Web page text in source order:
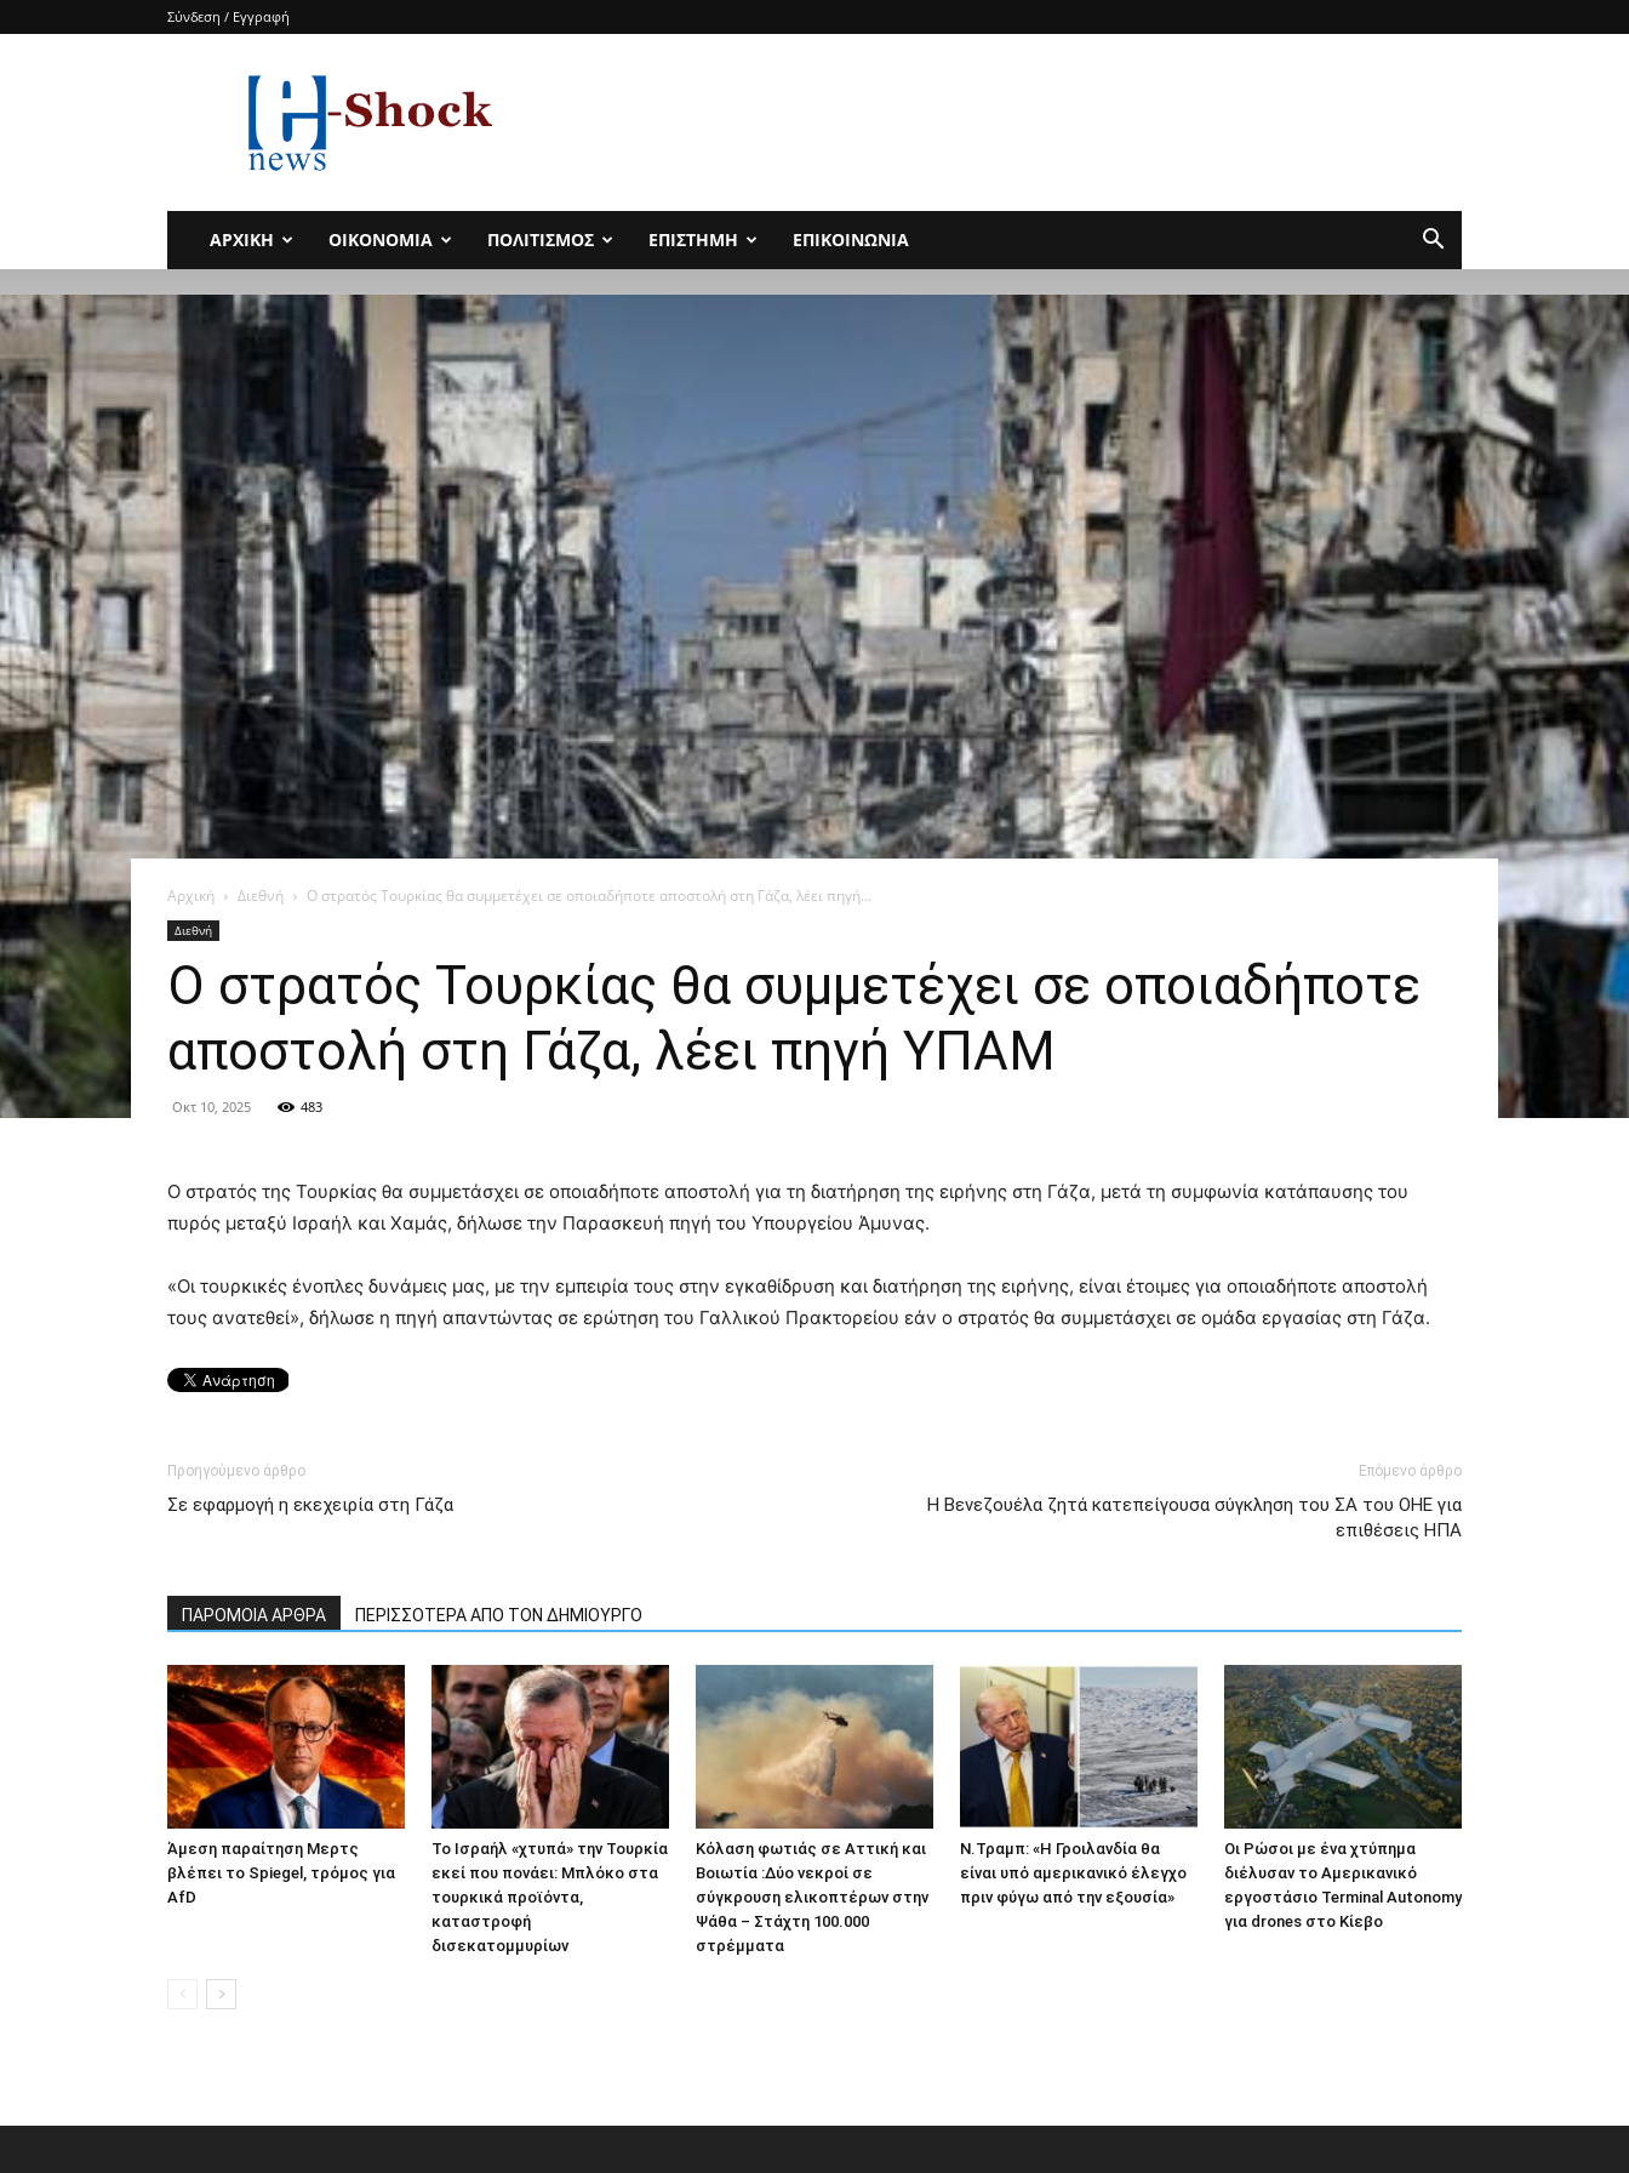
Σύνδεση / Εγγραφή
SHOCKnews
ΑΡΧΙΚΗ ΟΙΚΟΝΟΜΙΑ ΠΟΛΙΤΙΣΜΟΣ ΕΠΙΣΤΗΜΗ ΕΠΙΚΟΙΝΩΝΙΑ
Αρχική Διεθνή Ο στρατός Τουρκίας θα συμμετέχει σε οποιαδήποτε αποστολή στη Γάζα, λέει πηγή...
Διεθνή
Ο στρατός Τουρκίας θα συμμετέχει σε οποιαδήποτε
αποστολή στη Γάζα, λέει πηγή ΥΠΑΜ
Οκτ 10, 2025 483
Ο στρατός της Τουρκίας θα συμμετάσχει σε οποιαδήποτε αποστολή για τη διατήρηση της ειρήνης στη Γάζα, μετά τη συμφωνία κατάπαυσης του
πυρός μεταξύ Ισραήλ και Χαμάς, δήλωσε την Παρασκευή πηγή του Υπουργείου Άμυνας.
«Οι τουρκικές ένοπλες δυνάμεις μας, με την εμπειρία τους στην εγκαθίδρυση και διατήρηση της ειρήνης, είναι έτοιμες για οποιαδήποτε αποστολή
τους ανατεθεί», δήλωσε η πηγή απαντώντας σε ερώτηση του Γαλλικού Πρακτορείου εάν ο στρατός θα συμμετάσχει σε ομάδα εργασίας στη Γάζα.
Προηγούμενο άρθρο
Σε εφαρμογή η εκεχειρία στη Γάζα
Επόμενο άρθρο
Η Βενεζουέλα ζητά κατεπείγουσα σύγκληση του ΣΑ του ΟΗΕ για
επιθέσεις ΗΠΑ
ΠΑΡΟΜΟΙΑ ΑΡΘΡΑ ΠΕΡΙΣΣΟΤΕΡΑ ΑΠΟ ΤΟΝ ΔΗΜΙΟΥΡΓΟ
Άμεση παραίτηση Mερτς
βλέπει το Spiegel, τρόμος για
AfD
Το Ισραήλ «χτυπά» την Τουρκία
εκεί που πονάει: Μπλόκο στα
τουρκικά προϊόντα,
καταστροφή
δισεκατομμυρίων
Κόλαση φωτιάς σε Αττική και
Βοιωτία :Δύο νεκροί σε
σύγκρουση ελικοπτέρων στην
Ψάθα – Στάχτη 100.000
στρέμματα
Ν.Τραμπ: «Η Γροιλανδία θα
είναι υπό αμερικανικό έλεγχο
πριν φύγω από την εξουσία»
Οι Ρώσοι με ένα χτύπημα
διέλυσαν το Αμερικανικό
εργοστάσιο Terminal Autonomy
για drones στο Κίεβο